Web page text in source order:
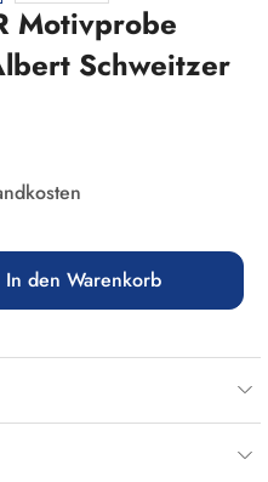
Motivprobe
Schweitzer
gewünschten Wert
In den Warenkorb